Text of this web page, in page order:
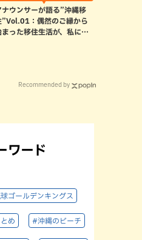
ナウンサーが語る”沖縄移
”Vol.01：偶然のご縁から
まった移住生活が、私にと
Recommended by
ワード
ゴールデンキングス
め #沖縄のビーチ